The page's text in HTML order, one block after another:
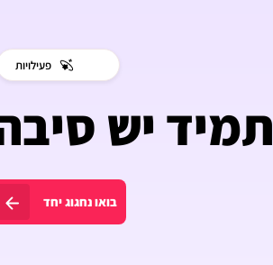
פעילויות
תמיד יש
בואו נחגוג יחד